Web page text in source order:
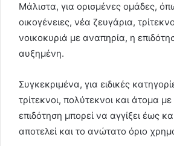
Μάλιστα, για ορισμένες ομάδες,
οικογένειες, νέα ζευγάρια,
νοικοκυριά με αναπηρία, η
αυξημένη.
Συγκεκριμένα, για ειδικές
τρίτεκνοι, πολύτεκνοι και άτομα
επιδότηση μπορεί να αγγίξει έως
αποτελεί και το ανώτατο όριο